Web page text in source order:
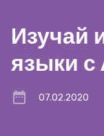
Социальная
Изучай
языки с
07.02.2020